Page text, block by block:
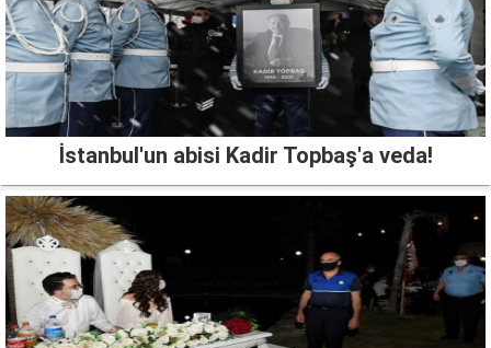
İstanbul'un abisi Kadir Topbaş'a veda!